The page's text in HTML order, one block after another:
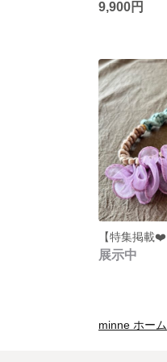
9,900円
展示中
minne ホーム